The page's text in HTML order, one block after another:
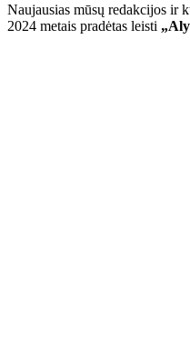
Naujausias mūsų redakcijos ir
2024 metais pradėtas leisti